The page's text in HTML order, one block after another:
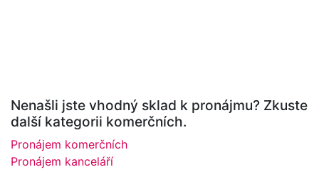
Nenašli jste vhodný sklad k pronájmu? Zkuste
další kategorii komerčních.
Pronájem komerčních
Pronájem kanceláří